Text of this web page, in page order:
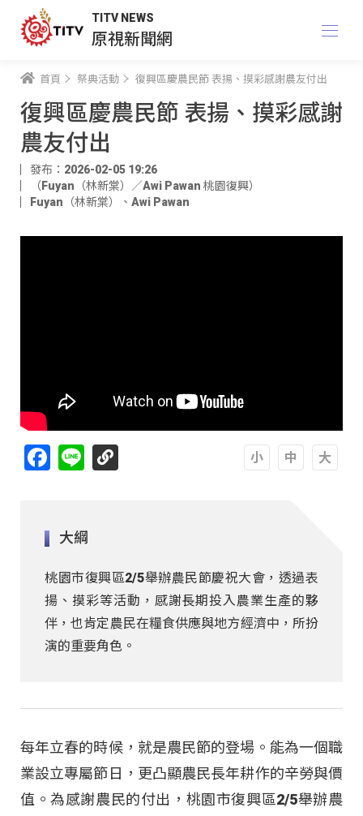
TITV NEWS
原視新聞網
首頁 祭典活動 復興區慶農民節 表揚、摸彩感謝農友付出
復興區慶農民節 表揚、摸彩感謝
農友付出
發布：2026-02-05 19:26
（Fuyan（林新棠）／Awi Pawan 桃園復興）
Fuyan（林新棠）
、 Awi Pawan
Facebook
Line
大綱
桃園市復興區2/5舉辦農民節慶祝大會，透過表
揚、摸彩等活動，感謝長期投入農業生產的夥
伴，也肯定農民在糧食供應與地方經濟中，所扮
演的重要角色。
每年立春的時候，就是農民節的登場。能為一個職
業設立專屬節日，更凸顯農民長年耕作的辛勞與價
值。為感謝農民的付出，桃園市復興區2/5舉辦農